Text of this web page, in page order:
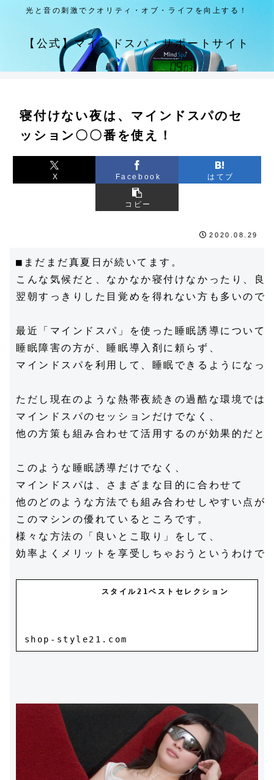
光と音の刺激でクオリティ・オブ・ライフを向上する！
【公式】マインドスパ・サポートサイト
寝付けない夜は、マインドスパのセ
ッション〇〇番を使え！
X Facebook はてブ
コピー
2020.08.29
■まだまだ真夏日が続いてます。
こんな気候だと、なかなか寝付けなかったり、良
翌朝すっきりした目覚めを得れない方も多いので
最近「マインドスパ」を使った睡眠誘導について
睡眠障害の方が、睡眠導入剤に頼らず、
マインドスパを利用して、睡眠できるようになっ
ただし現在のような熱帯夜続きの過酷な環境では
マインドスパのセッションだけでなく、
他の方策も組み合わせて活用するのが効果的だと
このような睡眠誘導だけでなく、
マインドスパは、さまざまな目的に合わせて
他のどのような方法でも組み合わせしやすい点が
このマシンの優れているところです。
様々な方法の「良いとこ取り」をして、
効率よくメリットを享受しちゃおうというわけで
スタイル21ベストセレクション
shop-style21.com